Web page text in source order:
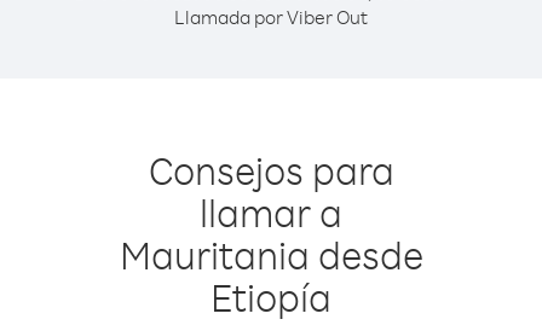
Llamada por Viber Out
Consejos para
llamar a
Mauritania desde
Etiopía